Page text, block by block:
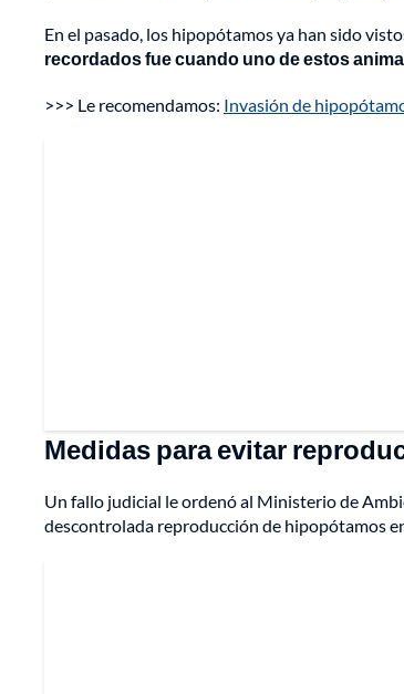
En el pasado, los hipopótamos ya han sido
recordados fue cuando uno de estos
>>> Le recomendamos: Invasión de
Medidas para evitar
Un fallo judicial le ordenó al Ministerio de
descontrolada reproducción de hipopótamos